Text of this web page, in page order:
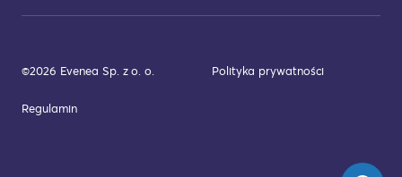
©2026 Evenea Sp. z o. o. Polityka prywatności
Regulamin